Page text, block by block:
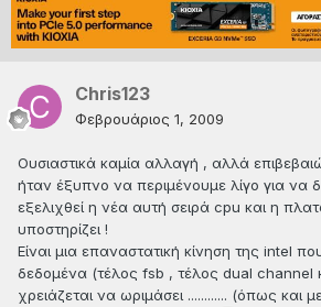
Chris123
Φεβρουάριος 1, 2009
Ουσιαστικά καμία αλλαγή , αλλά
ήταν έξυπνο να περιμένουμε λίγο για να
εξελιχθεί η νέα αυτή σειρά cpu και η
υποστηρίζει !
Είναι μια επαναστατική κίνηση της intel
δεδομένα (τέλος fsb , τέλος dual channel
χρειάζεται να ωριμάσει ............ (όπως και